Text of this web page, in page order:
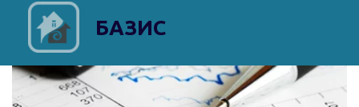
БАЗИС